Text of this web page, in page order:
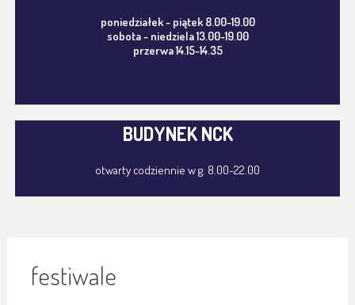
poniedziałek - piątek 8.00-19.00
sobota - niedziela 13.00-19.00
przerwa 14.15-14.35
BUDYNEK NCK
otwarty codziennie w g. 8.00-22.00
festiwale